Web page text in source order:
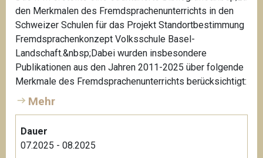
den Merkmalen des Fremdsprachenunterrichts in den
Schweizer Schulen für das Projekt Standortbestimmung
Fremdsprachenkonzept Volksschule Basel-
Landschaft.&nbsp;Dabei wurden insbesondere
Publikationen aus den Jahren 2011-2025 über folgende
Merkmale des Fremdsprachenunterrichts berücksichtigt:
Mehr
Dauer
07.2025 - 08.2025